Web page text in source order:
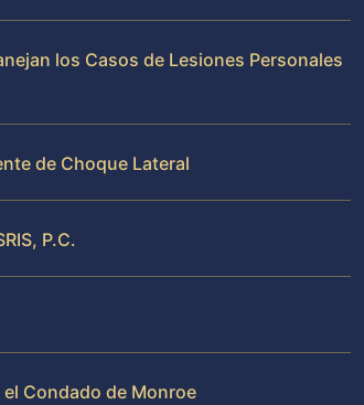
los Casos de Lesiones Personales
de Choque Lateral
P.C.
el Condado de Monroe